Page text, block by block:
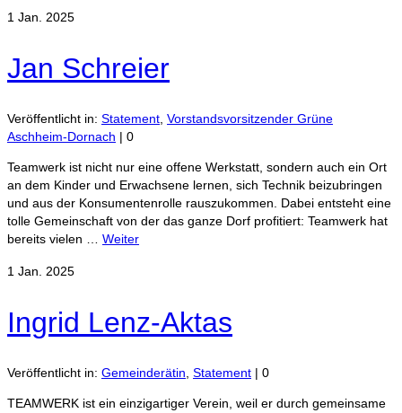
1 Jan. 2025
Jan Schreier
Veröffentlicht in: Statement Vorstandsvorsitzender Grüne
Aschheim-Dornach | 0
Teamwerk ist nicht nur eine offene Werkstatt, sondern auch ein Ort
an dem Kinder und Erwachsene lernen, sich Technik beizubringen
und aus der Konsumentenrolle rauszukommen. Dabei entsteht eine
tolle Gemeinschaft von der das ganze Dorf profitiert: Teamwerk hat
bereits vielen … Weiter
1 Jan. 2025
Ingrid Lenz-Aktas
Veröffentlicht in: Gemeinderätin, Statement | 0
TEAMWERK ist ein einzigartiger Verein, weil er durch gemeinsame